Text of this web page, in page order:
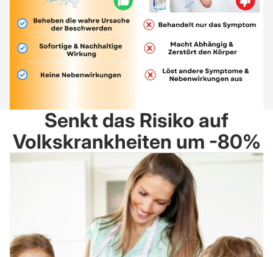
Senkt das Risiko auf
Volkskrankheiten um -80%